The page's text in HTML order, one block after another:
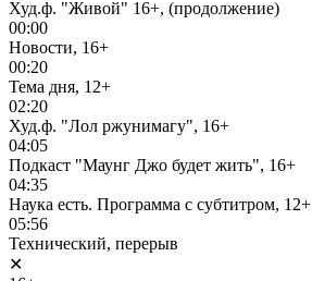
Худ.ф. "Живой" 16+, (продолжение)
00:00
Новости, 16+
00:20
Тема дня, 12+
02:20
Худ.ф. "Лол ржунимагу", 16+
04:05
Подкаст "Маунг Джо будет жить", 16+
04:35
Наука есть. Программа с субтитром, 12+
05:56
Технический, перерыв
✕